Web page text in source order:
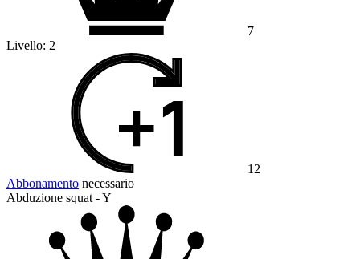
7
Livello: 2
12
Abbonamento necessario
Abduzione squat - Y